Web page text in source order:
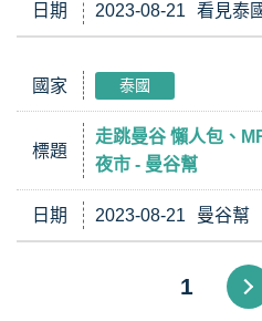
日期 2023-08-21 看見泰
國家 泰國
標題
走跳曼谷 懶人包、
夜市 - 曼谷幫
日期 2023-08-21 曼谷幫
1